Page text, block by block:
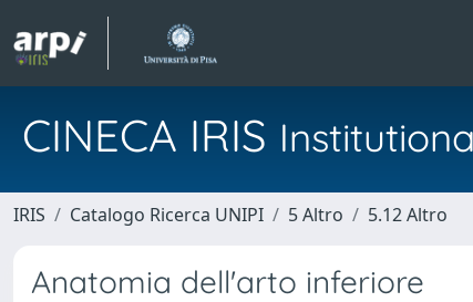
CINECA IRIS
IRIS Catalogo Ricerca UNIPI 5 Altro 5.12 Altro
Anatomia dell'arto inferiore